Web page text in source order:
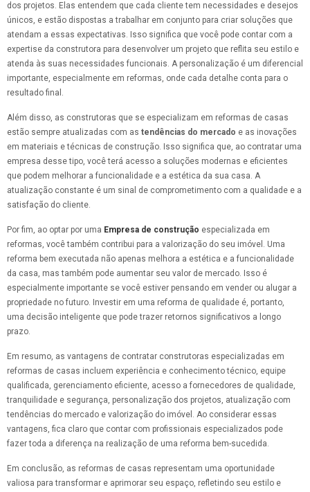
dos projetos. Elas entendem que cada cliente tem necessidades e desejos
únicos, e estão dispostas a trabalhar em conjunto para criar soluções que
atendam a essas expectativas. Isso significa que você pode contar com a
expertise da construtora para desenvolver um projeto que reflita seu estilo e
atenda às suas necessidades funcionais. A personalização é um diferencial
importante, especialmente em reformas, onde cada detalhe conta para o
resultado final.
Além disso, as construtoras que se especializam em reformas de casas
estão sempre atualizadas com as tendências do mercado e as inovações
em materiais e técnicas de construção. Isso significa que, ao contratar uma
empresa desse tipo, você terá acesso a soluções modernas e eficientes
que podem melhorar a funcionalidade e a estética da sua casa. A
atualização constante é um sinal de comprometimento com a qualidade e a
satisfação do cliente.
Por fim, ao optar por uma Empresa de construção especializada em
reformas, você também contribui para a valorização do seu imóvel. Uma
reforma bem executada não apenas melhora a estética e a funcionalidade
da casa, mas também pode aumentar seu valor de mercado. Isso é
especialmente importante se você estiver pensando em vender ou alugar a
propriedade no futuro. Investir em uma reforma de qualidade é, portanto,
uma decisão inteligente que pode trazer retornos significativos a longo
prazo.
Em resumo, as vantagens de contratar construtoras especializadas em
reformas de casas incluem experiência e conhecimento técnico, equipe
qualificada, gerenciamento eficiente, acesso a fornecedores de qualidade,
tranquilidade e segurança, personalização dos projetos, atualização com
tendências do mercado e valorização do imóvel. Ao considerar essas
vantagens, fica claro que contar com profissionais especializados pode
fazer toda a diferença na realização de uma reforma bem-sucedida.
Em conclusão, as reformas de casas representam uma oportunidade
valiosa para transformar e aprimorar seu espaço, refletindo seu estilo e